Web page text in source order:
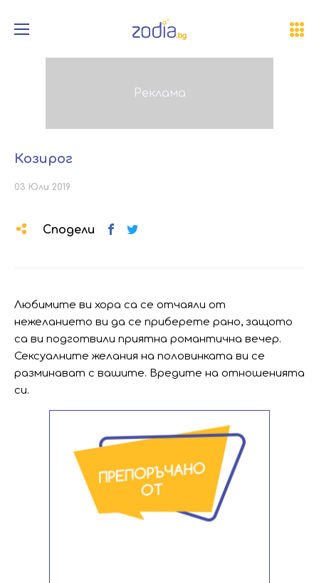
Козирог
03 Юли 2019
Сподели
Любимите ви хора са се отчаяли от
нежеланието ви да се приберете рано, защото
са ви подготвили приятна романтична вечер.
Сексуалните желания на половинката ви се
разминават с вашите. Вредите на отношенията
си.